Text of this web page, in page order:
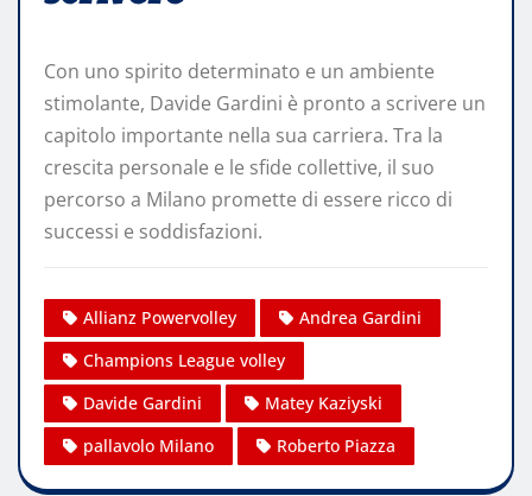
Con uno spirito determinato e un ambiente
stimolante, Davide Gardini è pronto a scrivere un
capitolo importante nella sua carriera. Tra la
crescita personale e le sfide collettive, il suo
percorso a Milano promette di essere ricco di
successi e soddisfazioni.
Allianz Powervolley
Andrea Gardini
Champions League volley
Davide Gardini
Matey Kaziyski
pallavolo Milano
Roberto Piazza